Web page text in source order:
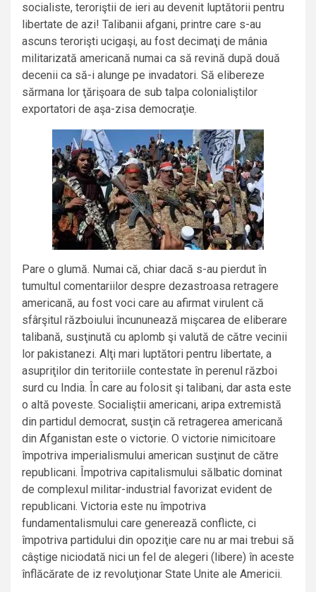
socialiste, teroriştii de ieri au devenit luptătorii pentru
libertate de azi! Talibanii afgani, printre care s-au
ascuns terorişti ucigaşi, au fost decimaţi de mânia
militarizată americană numai ca să revină după două
decenii ca să-i alunge pe invadatori. Să elibereze
sărmana lor ţărişoara de sub talpa colonialiştilor
exportatori de aşa-zisa democraţie.
Pare o glumă. Numai că, chiar dacă s-au pierdut în
tumultul comentariilor despre dezastroasa retragere
americană, au fost voci care au afirmat virulent că
sfârşitul războiului încununează mişcarea de eliberare
talibană, susţinută cu aplomb şi valută de către vecinii
lor pakistanezi. Alţi mari luptători pentru libertate, a
asupriţilor din teritoriile contestate în perenul război
surd cu India. În care au folosit şi talibani, dar asta este
o altă poveste. Socialiştii americani, aripa extremistă
din partidul democrat, susţin că retragerea americană
din Afganistan este o victorie. O victorie nimicitoare
împotriva imperialismului american susţinut de către
republicani. Împotriva capitalismului sălbatic dominat
de complexul militar-industrial favorizat evident de
republicani. Victoria este nu împotriva
fundamentalismului care generează conflicte, ci
împotriva partidului din opoziţie care nu ar mai trebui să
câştige niciodată nici un fel de alegeri (libere) în aceste
înflăcărate de iz revoluţionar State Unite ale Americii.